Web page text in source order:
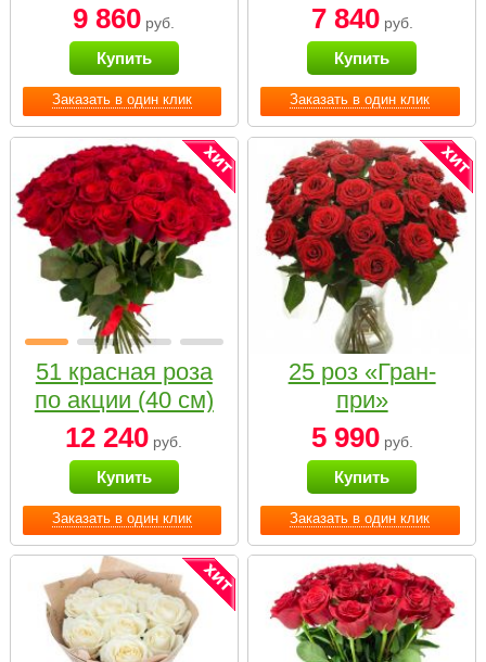
Заказать в один клик
9 860 руб.
Купить
Заказать в один клик
7 840руб.
Купить
Заказать в один клик
51 красная роза
по акции (40 см)
12 240 руб.
Купить
Заказать в один клик
25 роз «Гран-
при»
5 990руб.
Купить